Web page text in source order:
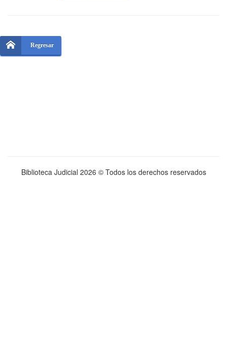
Regresar
Biblioteca Judicial 2026 © Todos los derechos reservados